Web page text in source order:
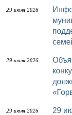
29 июня 2026
Информация о предоставлении
29 июня 2026
Объявление о результатах проведения
29 июня 2026
29 июня - дата образования АО «Тепловая